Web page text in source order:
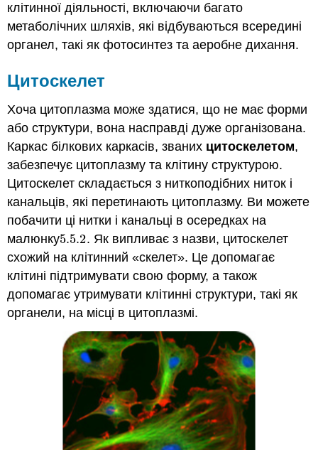
клітинної діяльності, включаючи багато
метаболічних шляхів, які відбуваються всередині
органел, такі як фотосинтез та аеробне дихання.
Цитоскелет
Хоча цитоплазма може здатися, що не має форми
або структури, вона насправді дуже організована.
Каркас білкових каркасів, званих цитоскелетом,
забезпечує цитоплазму та клітину структурою.
Цитоскелет складається з ниткоподібних ниток і
канальців, які перетинають цитоплазму. Ви можете
побачити ці нитки і канальці в осередках на
малюнку5.5.2
5.5.2. Як випливає з назви, цитоскелет
схожий на клітинний «скелет». Це допомагає
клітині підтримувати свою форму, а також
допомагає утримувати клітинні структури, такі як
органели, на місці в цитоплазмі.